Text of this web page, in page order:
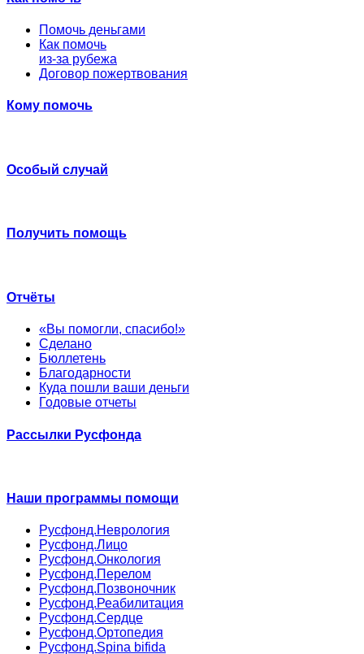
Помочь деньгами
Как помочь
из-за рубежа
Договор пожертвования
Кому помочь
Особый случай
Получить помощь
Отчёты
«Вы помогли, спасибо!»
Сделано
Бюллетень
Благодарности
Куда пошли ваши деньги
Годовые отчеты
Рассылки Русфонда
Наши программы помощи
Русфонд.Неврология
Русфонд.Лицо
Русфонд.Онкология
Русфонд.Перелом
Русфонд.Позвоночник
Русфонд.Реабилитация
Русфонд.Сердце
Русфонд.Ортопедия
Русфонд.Spina bifida